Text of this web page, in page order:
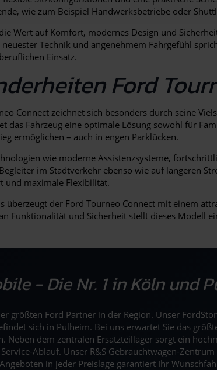
wie zum Beispiel Handwerksbetriebe oder
Wert auf Komfort, modernes Design und
Technik und angenehmem Fahrgefühl
Einsatz.
Ford
Connect zeichnet sich besonders durch seine
das Fahrzeug eine optimale Lösung sowohl für
ermöglichen – auch in engen Parklücken.
wie moderne Assistenzsysteme,
im Stadtverkehr ebenso wie auf längeren
und maximale Flexibilität.
überzeugt der Ford Tourneo Connect mit einem
Funktionalität und Sicherheit stellt dieses Modell
- Die Nr. 1 in Köln und
größten Ford Partner in der Region. Unser
sich in Pulheim. Bei uns erwartet Sie das
Neben dem zentralen Ersatzteillager sorgt ein
Ablauf. Unser R&S Gebrauchtwagen-
in jeder Preislage garantiert Ihr